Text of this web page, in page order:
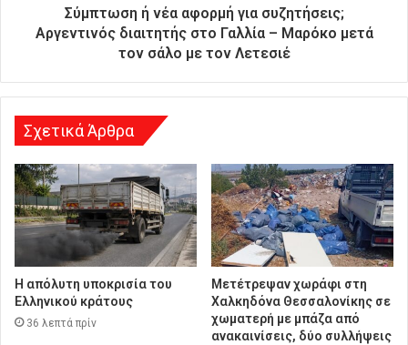
η
Σύμπτωση ή νέα αφορμή για συζητήσεις;
Αργεντινός διαιτητής στο Γαλλία – Μαρόκο μετά
τον σάλο με τον Λετεσιέ
Σχετικά Άρθρα
Η απόλυτη υποκρισία του
Ελληνικού κράτους
36 λεπτά πρίν
Μετέτρεψαν χωράφι στη
Χαλκηδόνα Θεσσαλονίκης σε
χωματερή με μπάζα από
ανακαινίσεις, δύο συλλήψεις